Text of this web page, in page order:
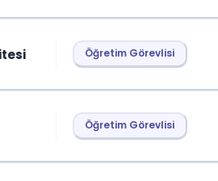
Öğretim Görevlisi
Öğretim Görevlisi